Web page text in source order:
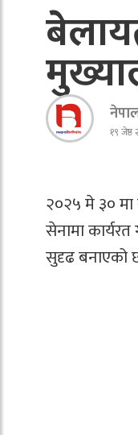
१९ जेष्ठ
२०२५ मे ३०
सेनामा
सुदृढ बनाएको